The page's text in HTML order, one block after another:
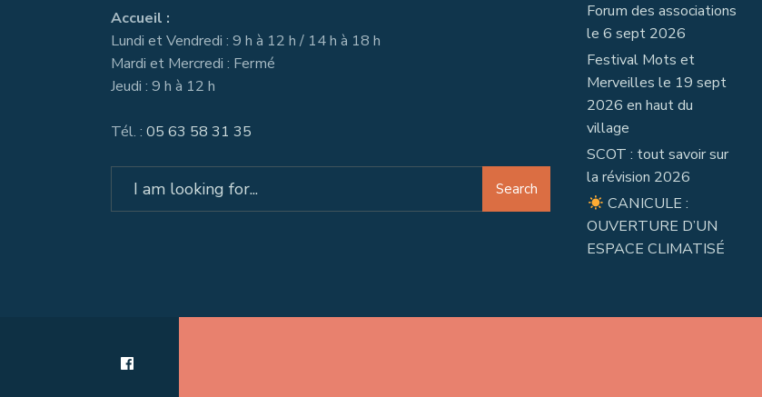
Accueil :
Lundi et Vendredi : 9 h à 12 h / 14 h à 18 h
Mardi et Mercredi : Fermé
Jeudi : 9 h à 12 h
Tél. : 05 63 58 31 35
Search
Forum des associations
le 6 sept 2026
Festival Mots et
Merveilles le 19 sept
2026 en haut du
village
SCOT : tout savoir sur
la révision 2026
CANICULE :
OUVERTURE D’UN
ESPACE CLIMATISÉ